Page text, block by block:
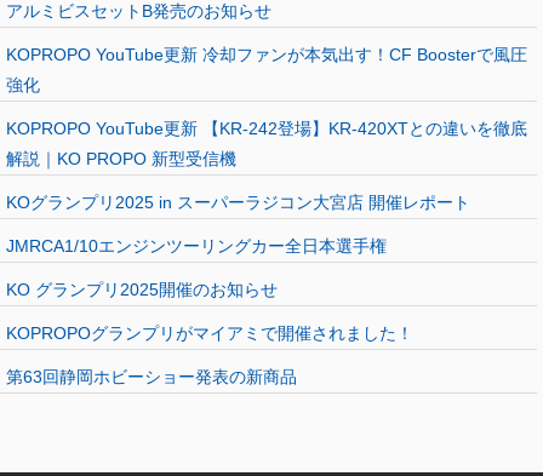
アルミビスセットB発売のお知らせ
KOPROPO YouTube更新 冷却ファンが本気出す！CF Boosterで風圧
強化
KOPROPO YouTube更新 【KR-242登場】KR-420XTとの違いを徹底
解説｜KO PROPO 新型受信機
KOグランプリ2025 in スーパーラジコン大宮店 開催レポート
JMRCA1/10エンジンツーリングカー全日本選手権
KO グランプリ2025開催のお知らせ
KOPROPOグランプリがマイアミで開催されました！
第63回静岡ホビーショー発表の新商品